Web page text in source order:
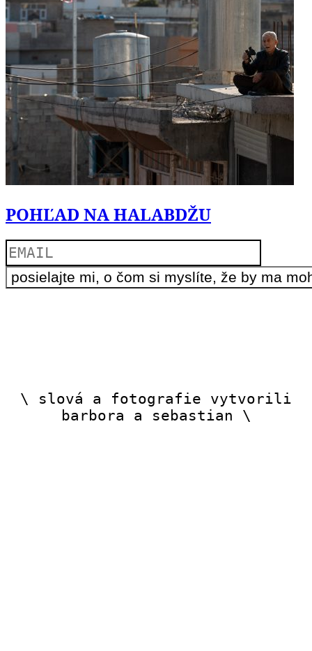
POHĽAD NA HALABDŽU
\ slová a fotografie vytvorili
barbora a sebastian \